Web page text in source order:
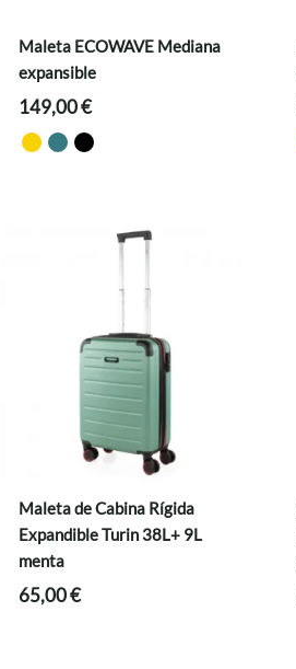
Maleta ECOWAVE Mediana
expansible
149,00€
Maleta de Cabina Rígida
Expandible Turin 38L+ 9L
menta
65,00€